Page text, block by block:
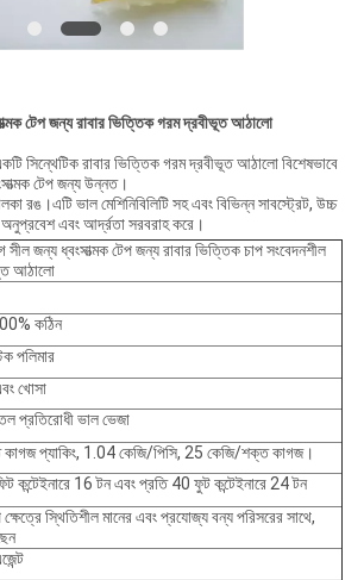
টেপ জন্য রাবার ভিত্তিক গরম দ্রবীভূত আঠালো
সিন্থেটিক রাবার ভিত্তিক গরম দ্রবীভূত আঠালো বিশেষভাবে
টেপ জন্য উন্নত।
রঙ।এটি ভাল মেশিনিবিলিটি সহ এবং বিভিন্ন সাবস্ট্রেট, উচ্চ
এবং আর্দ্রতা সরবরাহ করে।
সীল জন্য ধ্বংসাত্মক টেপ জন্য রাবার ভিত্তিক চাপ সংবেদনশীল
আঠালো
কঠিন
পলিমার
খোসা
প্রতিরোধী ভাল ভেজা
প্যাকিং, 1.04 কেজি/পিসি, 25 কেজি/শক্ত কাগজ।
কন্টেইনারে 16 টন এবং প্রতি 40 ফুট কন্টেইনারে 24 টন
ক্ষেত্রে স্থিতিশীল মানের এবং প্রযোজ্য বন্য পরিসরের সাথে,